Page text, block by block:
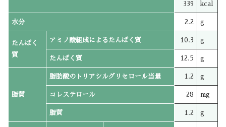
339 kcal
水分 2.2 g
たんぱく
質
アミノ酸組成によるたんぱく質 10.3 g
たんぱく質 12.5 g
脂質
脂肪酸のトリアシルグリセロール当量 1.2 g
コレステロール 28 mg
脂質 1.2 g